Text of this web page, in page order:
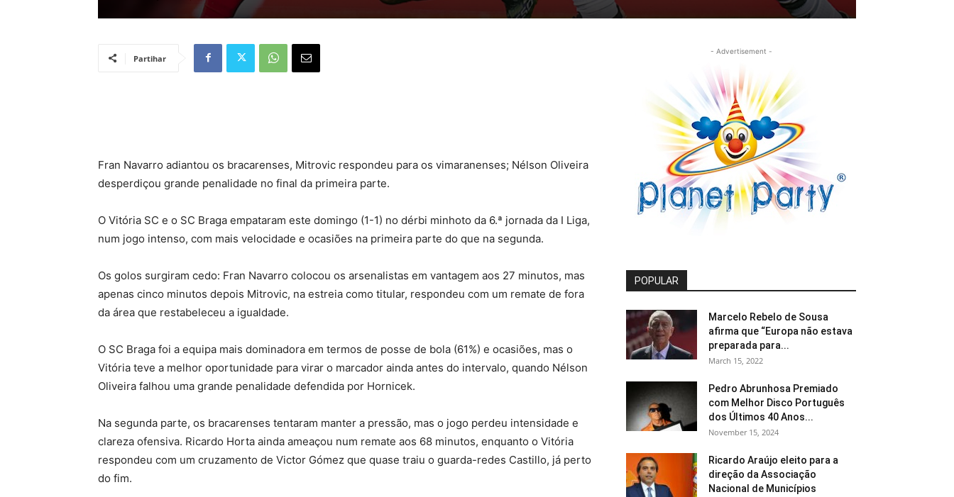
Partihar
Fran Navarro adiantou os bracarenses, Mitrovic respondeu para os vimaranenses; Nélson Oliveira
desperdiçou grande penalidade no final da primeira parte.
O Vitória SC e o SC Braga empataram este domingo (1-1) no dérbi minhoto da 6.ª jornada da I Liga,
num jogo intenso, com mais velocidade e ocasiões na primeira parte do que na segunda.
Os golos surgiram cedo: Fran Navarro colocou os arsenalistas em vantagem aos 27 minutos, mas
apenas cinco minutos depois Mitrovic, na estreia como titular, respondeu com um remate de fora
da área que restabeleceu a igualdade.
O SC Braga foi a equipa mais dominadora em termos de posse de bola (61%) e ocasiões, mas o
Vitória teve a melhor oportunidade para virar o marcador ainda antes do intervalo, quando Nélson
Oliveira falhou uma grande penalidade defendida por Hornicek.
Na segunda parte, os bracarenses tentaram manter a pressão, mas o jogo perdeu intensidade e
clareza ofensiva. Ricardo Horta ainda ameaçou num remate aos 68 minutos, enquanto o Vitória
respondeu com um cruzamento de Victor Gómez que quase traiu o guarda-redes Castillo, já perto
do fim.
- Advertisement -
POPULAR
Marcelo Rebelo de Sousa
afirma que “Europa não estava
preparada para...
March 15, 2022
Pedro Abrunhosa Premiado
com Melhor Disco Português
dos Últimos 40 Anos...
November 15, 2024
Ricardo Araújo eleito para a
direção da Associação
Nacional de Municípios